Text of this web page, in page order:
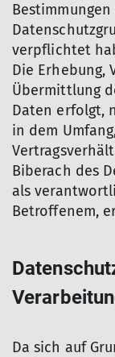
verpflichtet
Die Erhebung,
Übermittlung
Daten erfolgt,
in dem
Biberach des
als
Betroffenem,
Da sich auf